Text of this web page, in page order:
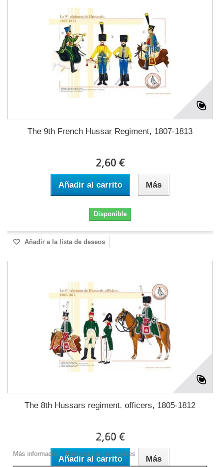
The 9th French Hussar Regiment, 1807-1813
2,60 €
Añadir al carrito Más
Disponible
Añadir a la lista de deseos
The 8th Hussars regiment, officers, 1805-1812
2,60 €
Añadir al carrito Más
preferencias mediante el análisis de sus hábitos de navegación.
Más información
Personalizar las cookies